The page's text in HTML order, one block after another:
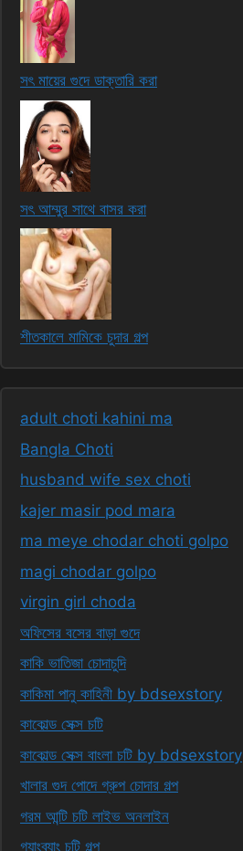
সৎ মায়ের গুদে ডাক্তারি করা
সৎ আম্মুর সাথে বাসর করা
শীতকালে মামিকে চুদার গল্প
adult choti kahini ma
Bangla Choti
husband wife sex choti
kajer masir pod mara
ma meye chodar choti golpo
magi chodar golpo
virgin girl choda
অফিসের বসের বাড়া গুদে
কাকি ভাতিজা চোদাচুদি
কাকিমা পানু কাহিনী by bdsexstory
কাকোল্ড সেক্স চটি
কাকোল্ড সেক্স বাংলা চটি by bdsexstory
খালার গুদ পোদে গ্রুপ চোদার গল্প
গরম আন্টি চটি লাইভ অনলাইন
গ্যাংব্যাং চটি গল্প